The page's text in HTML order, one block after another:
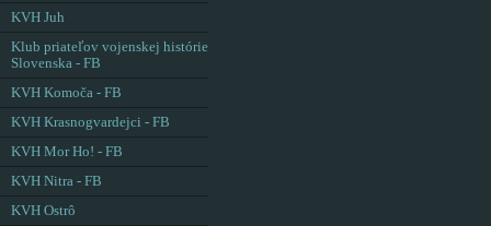
KVH Juh
Klub priateľov vojenskej histórie
Slovenska - FB
KVH Komoča - FB
KVH Krasnogvardejci - FB
KVH Mor Ho! - FB
KVH Nitra - FB
KVH Ostrô